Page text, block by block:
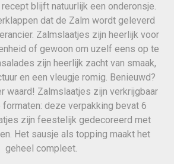
blijft natuurlijk een onderonsje.
dat de Zalm wordt geleverd
Zalmslaatjes zijn heerlijk voor
of gewoon om uzelf eens op te
zijn heerlijk zacht van smaak,
en een vleugje romig. Benieuwd?
waard! Zalmslaatjes zijn verkrijgbaar
deze verpakking bevat 6
zijn feestelijk gedecoreerd met
Het sausje als topping maakt het
geheel compleet.